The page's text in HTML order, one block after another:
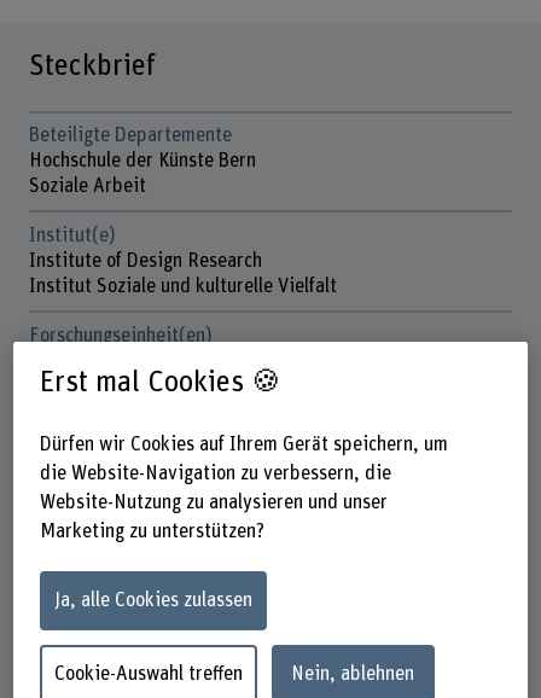
Steckbrief
Beteiligte Departemente
Hochschule der Künste Bern
Soziale Arbeit
Institut(e)
Institute of Design Research
Institut Soziale und kulturelle Vielfalt
Forschungseinheit(en)
Themenfeld Caring Society
Förderorganisation
Andere
Projektleitung
Erst mal Cookies 🍪
Dürfen wir Cookies auf Ihrem Gerät speichern, um
die Website-Navigation zu verbessern, die
Website-Nutzung zu analysieren und unser
Marketing zu unterstützen?
Ja, alle Cookies zulassen
Cookie-Auswahl treffen Nein, ablehnen